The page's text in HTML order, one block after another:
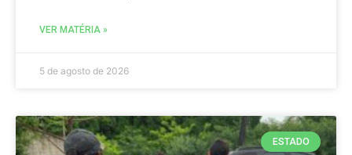
VER MATÉRIA »
5 de agosto de 2026
ESTADO